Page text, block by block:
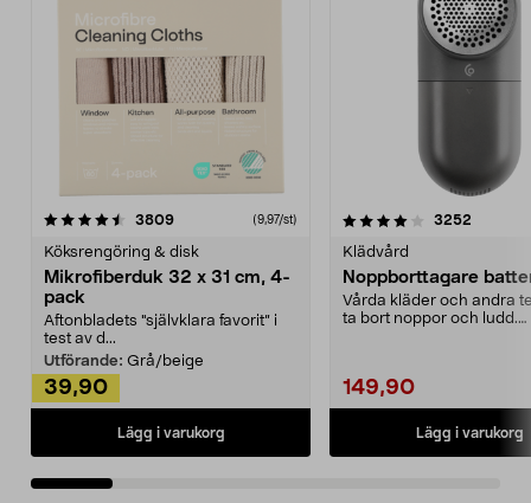
3809recensioner (9,97/st)
Köksrengöring & disk
Mikrofiberduk 32 x 31 cm, 4-
pack
Aftonbladets "självklara favorit” i
test av d...
Utförande: Grå/beige
39,90
Lägg i varukorg
4.0av 5 stjärnor 3252
Klädvård
Noppborttagare
Vårda kläder och andra
ta bort noppor och ludd.
149,90
Lägg i varukorg
4.5av 5 stjärnor